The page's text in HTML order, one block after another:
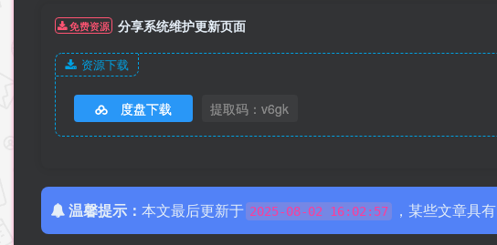
免费资源 分享系统维护更新页面
资源下载
度盘下载 提取码：v6gk
温馨提示： 本文最后更新于 2025-08-02 16:02:57 ，某些文章具